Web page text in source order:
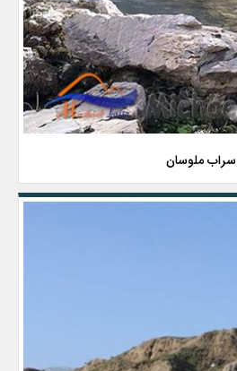
سراب ملوسان